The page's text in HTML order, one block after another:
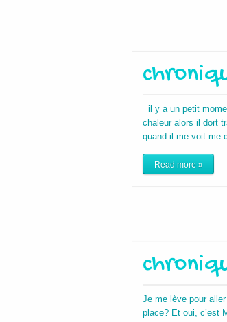
il y a un petit
chaleur alors il dort
quand il me voit me
Read more »
Je me lève pour
place? Et oui, c’est